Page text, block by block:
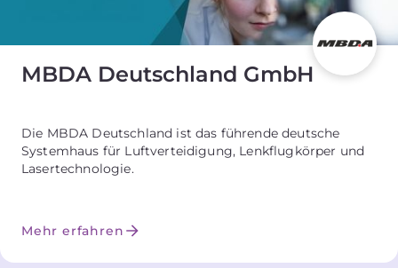
MBDA Deutschland GmbH
Die MBDA Deutschland ist das führende deutsche
Systemhaus für Luftverteidigung, Lenkflugkörper und
Lasertechnologie.
Mehr erfahren